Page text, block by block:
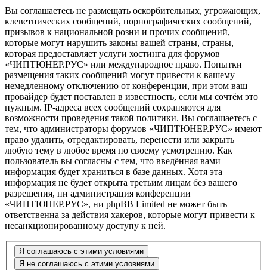
Вы соглашаетесь не размещать оскорбительных, угрожающих,
клеветнических сообщений, порнографических сообщений,
призывов к национальной розни и прочих сообщений,
которые могут нарушить законы вашей страны, страны,
которая предоставляет услуги хостинга для форумов
«ЧИПТЮНЕР.РУС» или международное право. Попытки
размещения таких сообщений могут привести к вашему
немедленному отключению от конференции, при этом ваш
провайдер будет поставлен в известность, если мы сочтём это
нужным. IP-адреса всех сообщений сохраняются для
возможности проведения такой политики. Вы соглашаетесь с
тем, что администраторы форумов «ЧИПТЮНЕР.РУС» имеют
право удалить, отредактировать, перенести или закрыть
любую тему в любое время по своему усмотрению. Как
пользователь вы согласны с тем, что введённая вами
информация будет храниться в базе данных. Хотя эта
информация не будет открыта третьим лицам без вашего
разрешения, ни администрация конференции
«ЧИПТЮНЕР.РУС», ни phpBB Limited не может быть
ответственна за действия хакеров, которые могут привести к
несанкционированному доступу к ней.